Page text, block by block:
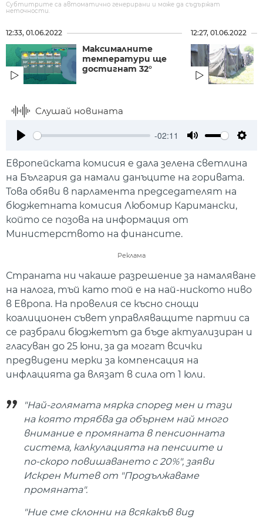
Субтитрите са автоматично генерирани и може да съдържат
неточности.
12:33, 01.06.2022
Максималните
температури ще
достигнат 32°
12:27, 01.06.2022
Слушай новината
-02:11
Европейската комисия е дала зелена светлина
на България да намали данъците на горивата.
Това обяви в парламента председателят на
бюджетната комисия Любомир Каримански,
който се позова на информация от
Министерството на финансите.
Реклама
Страната ни чакаше разрешение за намаляване
на налога, тъй като той е на най-ниското ниво
в Европа. На провелия се късно снощи
коалиционен съвет управляващите партии са
се разбрали бюджетът да бъде актуализиран и
гласуван до 25 юни, за да могат всички
предвидени мерки за компенсация на
инфлацията да влязат в сила от 1 юли.
"Най-голямата мярка според мен и тази
на която трябва да обърнем най много
внимание е промяната в пенсионната
система, калкулацията на пенсиите и
по-скоро повишаването с 20%", заяви
Искрен Митев от "Продължаваме
промяната".
"Ние сме склонни на всякакъв вид